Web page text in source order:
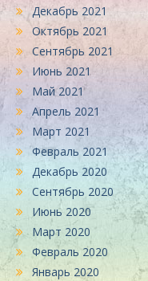
Декабрь 2021
Октябрь 2021
Сентябрь 2021
Июнь 2021
Май 2021
Апрель 2021
Март 2021
Февраль 2021
Декабрь 2020
Сентябрь 2020
Июнь 2020
Март 2020
Февраль 2020
Январь 2020